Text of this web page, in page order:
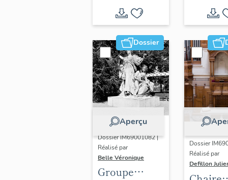
Dossier
Aperçu
Dossier IM69001082 |
Réalisé par
Belle Véronique
Groupe
Dossier
Réalisé par
Defillon